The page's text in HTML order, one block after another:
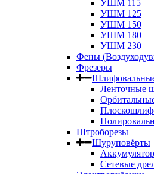
УШМ 115
УШМ 125
УШМ 150
УШМ 180
УШМ 230
Фены
Фрезеры
Ленточные
Штроборезы
Шуруповёрты
Сетевые